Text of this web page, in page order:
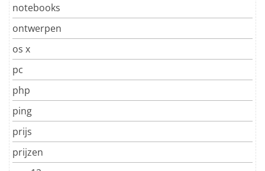
notebooks
ontwerpen
os x
pc
php
ping
prijs
prijzen